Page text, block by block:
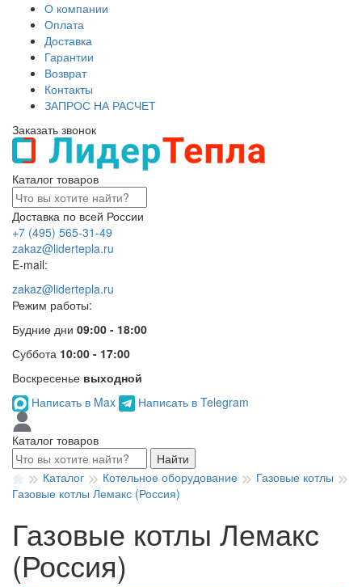
О компании
Оплата
Доставка
Гарантии
Возврат
Контакты
ЗАПРОС НА РАСЧЕТ
Заказать звонок
Каталог товаров
Доставка по всей России
+7 (495) 565-31-49
zakaz@lidertepla.ru
E-mail:
zakaz@lidertepla.ru
Режим работы:
Будние дни 09:00 - 18:00
Суббота 10:00 - 17:00
Воскресенье выходной
Написать в Max
Написать в Telegram
Каталог товаров
Найти
Каталог
Котельное оборудование
Газовые котлы
Газовые котлы Лемакс (Россия)
Газовые котлы Лемакс
(Россия)